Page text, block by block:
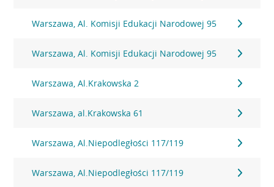
Warszawa, Al. Komisji Edukacji Narodowej 95
Warszawa, Al. Komisji Edukacji Narodowej 95
Warszawa, Al.Krakowska 2
Warszawa, al.Krakowska 61
Warszawa, Al.Niepodległości 117/119
Warszawa, Al.Niepodległości 117/119